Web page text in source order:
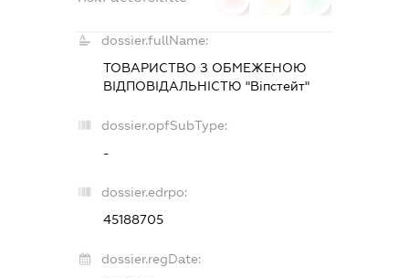
dossier.fullName:
ТОВАРИСТВО З ОБМЕЖЕНОЮ
ВІДПОВІДАЛЬНІСТЮ "Віпстейт"
dossier.opfSubType:
-
dossier.edrpo:
45188705
dossier.regDate: